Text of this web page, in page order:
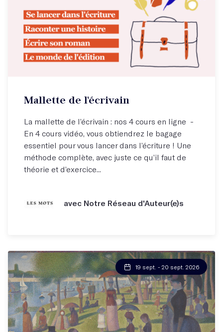
Mallette de l'écrivain
La mallette de l’écrivain : nos 4 cours en ligne -
En 4 cours vidéo, vous obtiendrez le bagage
essentiel pour vous lancer dans l’écriture ! Une
méthode complète, avec juste ce qu’il faut de
théorie et d’exercice...
avec Notre Réseau d'Auteur(e)s
19 sept. - 20 sept. 2026